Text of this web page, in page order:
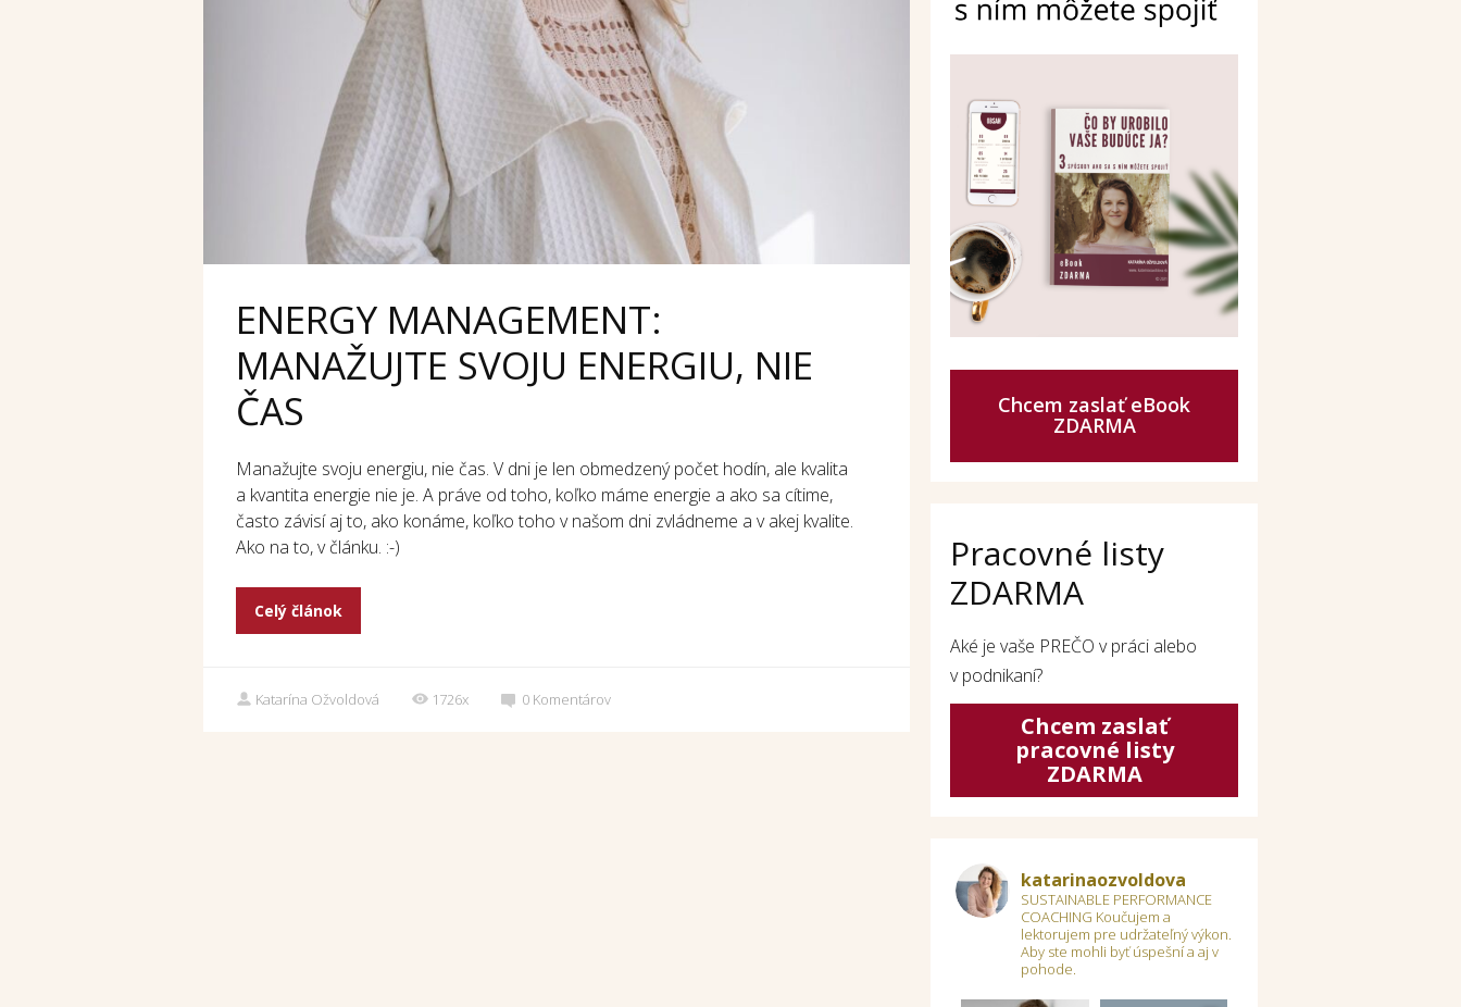
ENERGY MANAGEMENT:
MANAŽUJTE SVOJU ENERGIU, NIE
ČAS
Manažujte svoju energiu, nie čas. V dni je len obmedzený počet hodín, ale kvalita
a kvantita energie nie je. A práve od toho, koľko máme energie a ako sa cítime,
často závisí aj to, ako konáme, koľko toho v našom dni zvládneme a v akej kvalite.
Ako na to, v článku. :-)
Celý článok
Katarína Ožvoldová 1726x 0 Komentárov
Chcem zaslať eBook
ZDARMA
Pracovné listy
ZDARMA
Aké je vaše PREČO v práci alebo
v podnikaní?
Chcem zaslať
pracovné listy
ZDARMA
katarinaozvoldova
SUSTAINABLE PERFORMANCE
COACHING Koučujem a
lektorujem pre udržateľný výkon.
Aby ste mohli byť úspešní a aj v
pohode.